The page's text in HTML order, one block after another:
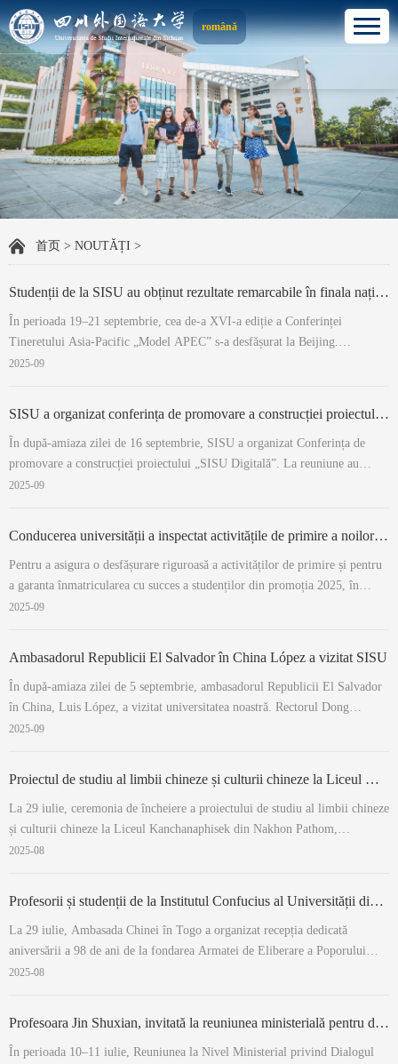
română
首页 > NOUTĂȚI >
Studenții de la SISU au obținut rezultate remarcabile în finala națională a celei de-a XVI-a ediții a Model APEC
În perioada 19–21 septembrie, cea de-a XVI-a ediție a Conferinței
Tineretului Asia-Pacific „Model APEC” s-a desfășurat la Beijing.
Evenimentul a fost organizat sub îndrumarea Comitetului Național Chinez
2025-09
SISU a organizat conferința de promovare a construcției proiectului „SISU Digitală”
În după-amiaza zilei de 16 septembrie, SISU a organizat Conferința de
promovare a construcției proiectului „SISU Digitală”. La reuniune au
participat rectorul Dong Hongchuan și prorectorul Wang Renqiang, iar
2025-09
Conducerea universității a inspectat activitățile de primire a noilor studenți
Pentru a asigura o desfășurare riguroasă a activităților de primire și pentru
a garanta înmatricularea cu succes a studenților din promoția 2025, în
dimineața zilei de 10 septembrie, secretarul Comitetului Partidului al
2025-09
Ambasadorul Republicii El Salvador în China López a vizitat SISU
În după-amiaza zilei de 5 septembrie, ambasadorul Republicii El Salvador
în China, Luis López, a vizitat universitatea noastră. Rectorul Dong
Hongchuan și secretarul adjunct al Comitetului Partidului, Gou Chaoli, s-
2025-09
Proiectul de studiu al limbii chineze și culturii chineze la Liceul Kanchanaphisek din Nakhon Pathom s-a încheiat cu succes
La 29 iulie, ceremonia de încheiere a proiectului de studiu al limbii chineze
și culturii chineze la Liceul Kanchanaphisek din Nakhon Pathom,
Thailanda, a avut loc în Sala de Conferințe Internațională Hongwen. La
2025-08
Profesorii și studenții de la Institutul Confucius al Universității din Lomé au prezentat cultura chineză la Ambasada Chinei în Togo
La 29 iulie, Ambasada Chinei în Togo a organizat recepția dedicată
aniversării a 98 de ani de la fondarea Armatei de Eliberare a Poporului
Chinez și sosirii ambasadorului Wang Min. Profesorii și studenții
2025-08
Profesoara Jin Shuxian, invitată la reuniunea ministerială pentru dialogul civilizațiilor
În perioada 10–11 iulie, Reuniunea la Nivel Ministerial privind Dialogul